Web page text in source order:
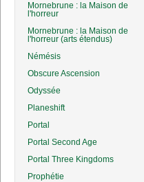
Mornebrune : la Maison de
l'horreur
Mornebrune : la Maison de
l'horreur (arts étendus)
Némésis
Obscure Ascension
Odyssée
Planeshift
Portal
Portal Second Age
Portal Three Kingdoms
Prophétie